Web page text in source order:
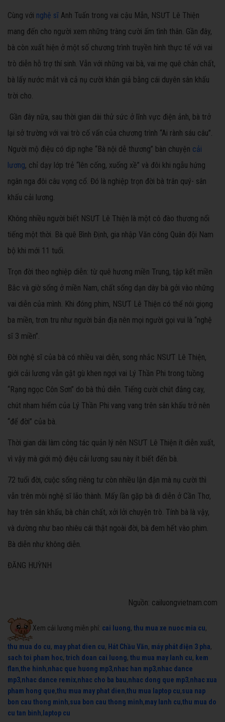
Cùng với nghệ sĩ Anh Tuấn trong vai cậu Mẫn, NSƯT Lê Thiện
mang đến cho người xem những tràng cười ấm tình thân. Gần đây,
bà còn xuất hiện ở một số chương trình truyền hình thực tế với vai
trò diễn hỗ trợ thí sinh. Vẫn với những vai bà, vai mẹ quê chân chất,
bà lấy nước mắt và cả nụ cười khán giả bằng cái duyên sân khấu
trời cho.
Gần đây nữa, sau thời gian dài thử sức ở lĩnh vực điện ảnh, bà trở
lại sở trường với vai trò cố vấn của chương trình “Ai rành sáu câu”.
Người mộ điệu có dịp nghe “Bà nội dễ thương” bàn chuyện cải
lương, chỉ dạy lớp trẻ “lên cống, xuống xề” và đôi khi ngẫu hứng
ngân nga đôi câu vọng cổ. Đó là nghiệp trọn đời bà trân quý- sân
khấu cải lương.
Không nhiều người biết NSƯT Lê Thiện là một cô đào thương nổi
tiếng một thời. Bà quê Bình Định, gia nhập Văn công Quân đội Nam
bộ khi mới 11 tuổi.
Trọn đời theo nghiệp diễn: từ quê hương miền Trung, tập kết miền
Bắc và giờ sống ở miền Nam, chất sống dạn dày bà gởi vào những
vai diễn của mình. Khi đóng phim, NSƯT Lê Thiện có thể nói giọng
ba miền, trơn tru như người bản địa nên mọi người gọi vui là “nghệ
sĩ 3 miền”.
Đời nghệ sĩ của bà có nhiều vai diễn, song nhắc NSƯT Lê Thiện,
giới cải lương vẫn gật gù khen ngợi vai Lý Thần Phi trong tuồng
“Rạng ngọc Côn Sơn” do bà thủ diễn. Tiếng cười chút đắng cay,
chút nham hiểm của Lý Thần Phi vang vang trên sân khấu trở nên
“để đời” của bà.
Thời gian dài làm công tác quản lý nên NSƯT Lê Thiện ít diễn xuất,
vì vậy mà giới mộ điệu cải lương sau này ít biết đến bà.
72 tuổi đời, cuộc sống riêng tư còn nhiều lận đận mà nụ cười thì
vẫn trên môi nghệ sĩ lão thành. Mấy lần gặp bà đi diễn ở Cần Thơ,
hay trên sân khấu, bà chân chất, xởi lởi chuyện trò. Tính bà là vậy,
và dường như bao nhiêu cái thật ngoài đời, bà đem hết vào phim.
Bà diễn như không diễn.
ĐĂNG HUỲNH
Nguồn: cailuongvietnam.com
Xem cải lương miễn phí: cai luong, thu mua xe nuoc mia cu,
thu mua do cu, may phat dien cu, Hát Chầu Văn, máy phát điện 3 pha,
sach toi pham hoc, trich doan cai luong, thu mua may lanh cu, kem
flan,the hinh,nhac que huong mp3,nhac han mp3,nhac dance
mp3,nhac dance remix,nhac cho ba bau,nhac dong que mp3,nhac xua
pham hong que,thu mua may phat dien,thu mua laptop cu,sua nap
bon cau thong minh,sua bon cau thong minh,may lanh cu,thu mua do
cu tan binh, laptop cu